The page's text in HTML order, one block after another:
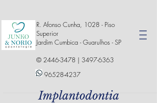
R. Afonso Cunha, 1028 - Piso
Superior
Jardim Cumbica - Guarulhos - SP
© 2446-3478 | 3497-6363
96528-4237
Implantodontia